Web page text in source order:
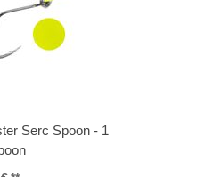
Serc Spoon - 1